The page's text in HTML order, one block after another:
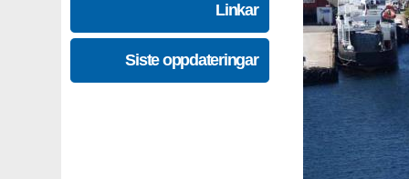
Linkar
Siste oppdateringar